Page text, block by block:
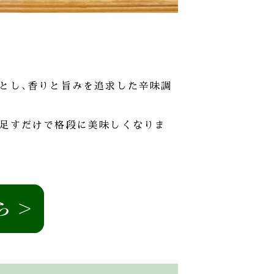
し､香りと旨みを追求した辛味調
すだけで格段に美味しくなりま